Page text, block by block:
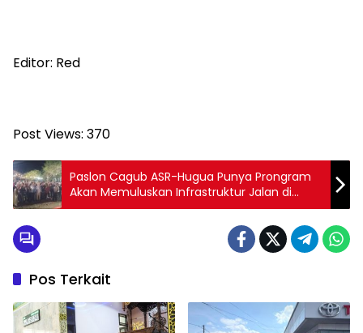
Editor: Red
Post Views: 370
Paslon Cagub ASR-Hugua Punya Prongram
Akan Memuluskan Infrastruktur Jalan di
Setiap Kabupaten/Kota
Pos Terkait